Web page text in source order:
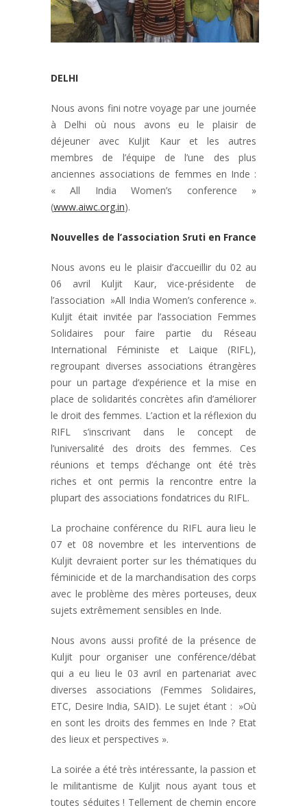
DELHI
Nous avons fini notre voyage par une journée
à Delhi où nous avons eu le plaisir de
déjeuner avec Kuljit Kaur et les autres
membres de l’équipe de l’une des plus
anciennes associations de femmes en Inde :
« All India Women’s conference »
(www.aiwc.org.in).
Nouvelles de l’association Sruti en France
Nous avons eu le plaisir d’accueillir du 02 au
06 avril Kuljit Kaur, vice-présidente de
l’association »All India Women’s conference ».
Kuljit était invitée par l’association Femmes
Solidaires pour faire partie du Réseau
International Féministe et Laique (RIFL),
regroupant diverses associations étrangères
pour un partage d’expérience et la mise en
place de solidarités concrètes afin d’améliorer
le droit des femmes. L’action et la réflexion du
RIFL s’inscrivant dans le concept de
l’universalité des droits des femmes. Ces
réunions et temps d’échange ont été très
riches et ont permis la rencontre entre la
plupart des associations fondatrices du RIFL.
La prochaine conférence du RIFL aura lieu le
07 et 08 novembre et les interventions de
Kuljit devraient porter sur les thématiques du
féminicide et de la marchandisation des corps
avec le problème des mères porteuses, deux
sujets extrêmement sensibles en Inde.
Nous avons aussi profité de la présence de
Kuljit pour organiser une conférence/débat
qui a eu lieu le 03 avril en partenariat avec
diverses associations (Femmes Solidaires,
ETC, Desire India, SAID). Le sujet étant : »Où
en sont les droits des femmes en Inde ? Etat
des lieux et perspectives ».
La soirée a été très intéressante, la passion et
le militantisme de Kuljit nous ayant tous et
toutes séduites ! Tellement de chemin encore